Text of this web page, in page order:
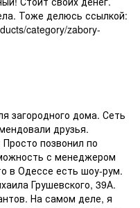
Тоже делюсь ссылкой:
category/zabory-
загородного дома. Сеть
друзья.
позвонил по
с менеджером
в Одессе есть шоу-рум.
Грушевского, 39А.
На самом деле, я